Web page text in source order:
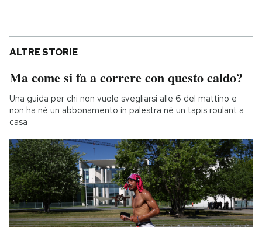
ALTRE STORIE
Ma come si fa a correre con questo caldo?
Una guida per chi non vuole svegliarsi alle 6 del mattino e
non ha né un abbonamento in palestra né un tapis roulant a
casa